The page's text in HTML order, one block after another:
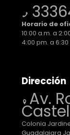
Horario de
10:00 a.m. a
4:00 pm. a
Dirección
Av.
Colonia
Guadalajara